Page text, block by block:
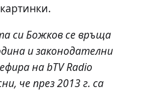
си Божков се връща
и законодателни
на bTV Radio
че през 2013 г. са